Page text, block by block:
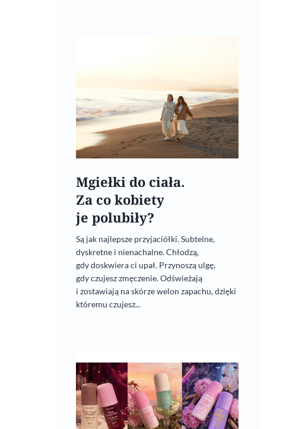
Mgiełki do ciała.
Za co kobiety
je polubiły?
Są jak najlepsze przyjaciółki. Subtelne,
dyskretne i nienachalne. Chłodzą,
gdy doskwiera ci upał. Przynoszą ulgę,
gdy czujesz zmęczenie. Odświeżają
i zostawiają na skórze welon zapachu, dzięki
któremu czujesz...